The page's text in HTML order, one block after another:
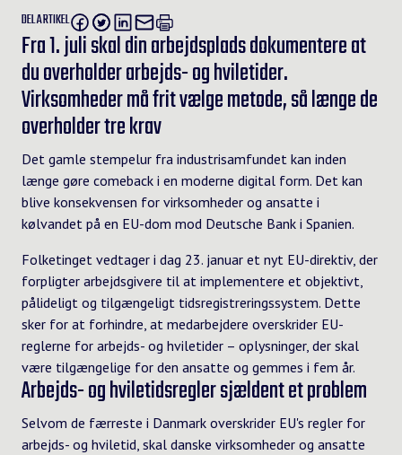
DEL ARTIKEL
Fra 1. juli skal din arbejdsplads dokumentere at
du overholder arbejds- og hviletider.
Virksomheder må frit vælge metode, så længe de
overholder tre krav
Det gamle stempelur fra industrisamfundet kan inden
længe gøre comeback i en moderne digital form. Det kan
blive konsekvensen for virksomheder og ansatte i
kølvandet på en EU-dom mod Deutsche Bank i Spanien.
Folketinget vedtager i dag 23. januar et nyt EU-direktiv, der
forpligter arbejdsgivere til at implementere et objektivt,
pålideligt og tilgængeligt tidsregistreringssystem. Dette
sker for at forhindre, at medarbejdere overskrider EU-
reglerne for arbejds- og hviletider – oplysninger, der skal
være tilgængelige for den ansatte og gemmes i fem år.
Arbejds- og hviletidsregler sjældent et problem
Selvom de færreste i Danmark overskrider EU's regler for
arbejds- og hviletid, skal danske virksomheder og ansatte